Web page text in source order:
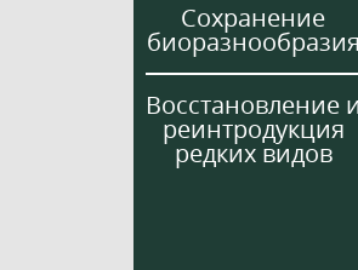
Сохранение
Восстановление
реинтродукция
редких видов